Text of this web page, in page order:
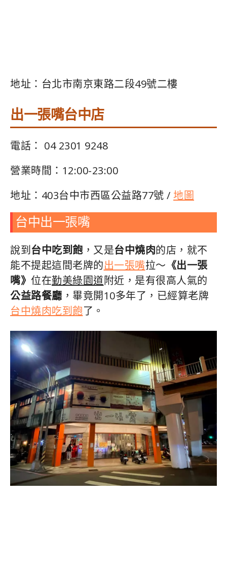
地址：台北市南京東路二段49號二樓
出一張嘴台中店
電話： 04 2301 9248
營業時間：12:00-23:00
地址：403台中市西區公益路77號 / 地圖
台中出一張嘴
說到台中吃到飽 ，又是台中燒肉的店，就不
能不提起這間老牌的出一張嘴拉～ 《出一張
嘴》 位在勤美綠園道附近，是有很高人氣的
公益路餐廳 ，畢竟開10多年了，已經算老牌
台中燒肉吃到飽了。